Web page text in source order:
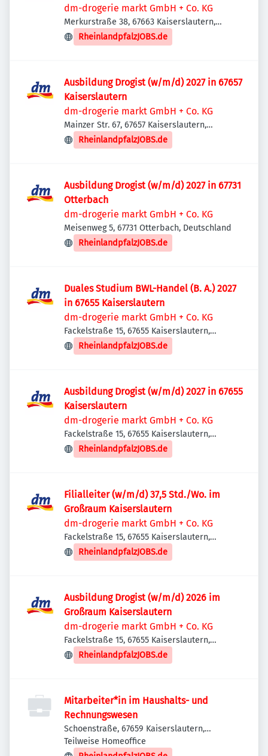
dm-drogerie markt GmbH + Co. KG
Merkurstraße 38, 67663 Kaiserslautern,
Deutschland
RheinlandpfalzJOBS.de
Ausbildung Drogist (w/m/d) 2027 in 67657
Kaiserslautern
dm-drogerie markt GmbH + Co. KG
Mainzer Str. 67, 67657 Kaiserslautern,
Deutschland
RheinlandpfalzJOBS.de
Ausbildung Drogist (w/m/d) 2027 in 67731
Otterbach
dm-drogerie markt GmbH + Co. KG
Meisenweg 5, 67731 Otterbach, Deutschland
RheinlandpfalzJOBS.de
Duales Studium BWL-Handel (B. A.) 2027
in 67655 Kaiserslautern
dm-drogerie markt GmbH + Co. KG
Fackelstraße 15, 67655 Kaiserslautern,
Deutschland
RheinlandpfalzJOBS.de
Ausbildung Drogist (w/m/d) 2027 in 67655
Kaiserslautern
dm-drogerie markt GmbH + Co. KG
Fackelstraße 15, 67655 Kaiserslautern,
Deutschland
RheinlandpfalzJOBS.de
Filialleiter (w/m/d) 37,5 Std./Wo. im
Großraum Kaiserslautern
dm-drogerie markt GmbH + Co. KG
Fackelstraße 15, 67655 Kaiserslautern,
Deutschland
RheinlandpfalzJOBS.de
Ausbildung Drogist (w/m/d) 2026 im
Großraum Kaiserslautern
dm-drogerie markt GmbH + Co. KG
Fackelstraße 15, 67655 Kaiserslautern,
Deutschland
RheinlandpfalzJOBS.de
Mitarbeiter*in im Haushalts- und
Rechnungswesen
Schoenstraße, 67659 Kaiserslautern,
Deutschland
Teilweise Homeoffice